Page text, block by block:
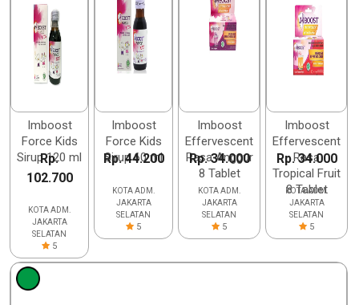
Imboost
Force Kids
Sirup 120 ml
Rp.
102.700
KOTA ADM.
JAKARTA
SELATAN
5
Imboost
Force Kids
Sirup 60 ml
Rp. 44.200
KOTA ADM.
JAKARTA
SELATAN
5
Imboost
Effervescent
Rasa Anggur
8 Tablet
Rp. 34.000
KOTA ADM.
JAKARTA
SELATAN
5
Imboost
Effervescent
Rasa
Tropical Fruit
8 Tablet
Rp. 34.000
KOTA ADM.
JAKARTA
SELATAN
5